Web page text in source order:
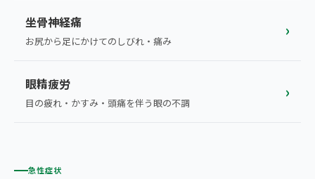
坐骨神経痛
お尻から足にかけてのしびれ・痛み
›
眼精疲労
目の疲れ・かすみ・頭痛を伴う眼の不調
›
急性症状